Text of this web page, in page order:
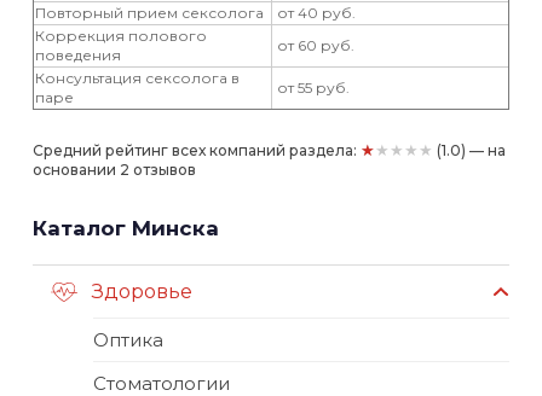
Повторный прием сексолога
от 40 руб.
Коррекция полового
поведения
от 60 руб.
Консультация сексолога в
паре
от 55 руб.
Средний рейтинг всех компаний раздела: ★★★★★ (1.0) — на
основании 2 отзывов
Каталог Минска
Здоровье
Оптика
Стоматологии